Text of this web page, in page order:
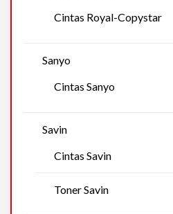
Cintas Royal-Copystar
Sanyo
Cintas Sanyo
Savin
Cintas Savin
Toner Savin